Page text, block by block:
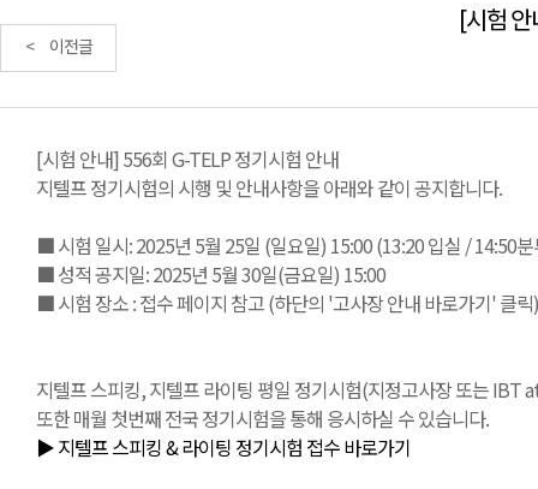
[시험
< 이전글
[시험 안내] 556회 G-TELP 정기시험 안내
지텔프 정기시험의 시행 및 안내사항을 아래와 같이 공지합니다.
■ 시험 일시: 2025년 5월 25일 (일요일) 15:00 (13:20 입실 / 14:50
■ 성적 공지일: 2025년 5월 30일(금요일) 15:00
■ 시험 장소 : 접수 페이지 참고 (하단의 '고사장 안내 바로가기' 클릭)
지텔프 스피킹, 지텔프 라이팅 평일 정기시험(지정고사장 또는 IBT
또한 매월 첫번째 전국 정기시험을 통해 응시하실 수 있습니다.
▶ 지텔프 스피킹 & 라이팅 정기시험 접수 바로가기